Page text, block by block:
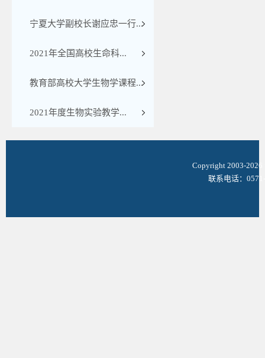
宁夏大学副校长谢应忠一行...
2021年全国高校生命科...
教育部高校大学生物学课程...
2021年度生物实验教学...
Copyright 2003-
联系电话：